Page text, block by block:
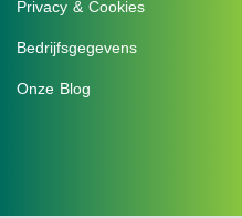
Privacy & Cookies
Bedrijfsgegevens
Onze Blog